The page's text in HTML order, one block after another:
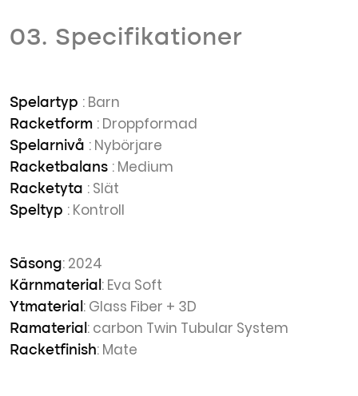
03. Specifikationer
Spelartyp : Barn
Racketform : Droppformad
Spelarnivå : Nybörjare
Racketbalans : Medium
Racketyta : Slät
Speltyp : Kontroll
Säsong: 2024
Kärnmaterial : Eva Soft
Ytmaterial : Glass Fiber + 3D
Ramaterial : carbon Twin Tubular System
Racketfinish: Mate